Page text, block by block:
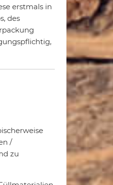
erstmals in
des
/
zu